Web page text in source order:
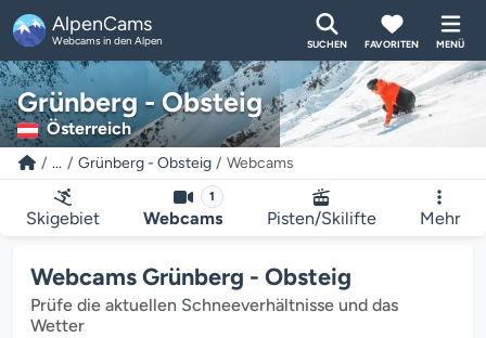
AlpenCams
Webcams in den Alpen SUCHEN FAVORITEN MENÜ
Grünberg - Obsteig
Österreich
... Grünberg - Obsteig Webcams
Skigebiet
1
Webcams Pisten/Skilifte Mehr
Webcams Grünberg - Obsteig
Prüfe die aktuellen Schneeverhältnisse und das
Wetter